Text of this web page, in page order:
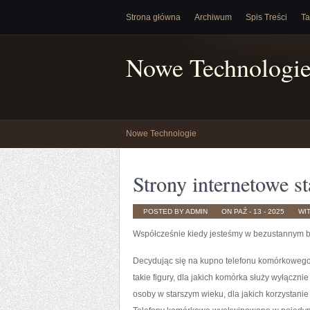
Strona główna Archiwum Spis Treści
Nowe
Nowe Technologie
Strony internetowe
POSTED BY ADMIN ON PAŹ - 13 - 2025
Współcześnie kiedy jesteśmy w bezustannym
Decydując się na kupno telefonu
takie figury, dla jakich komórka służy
osoby w starszym wieku, dla jakich